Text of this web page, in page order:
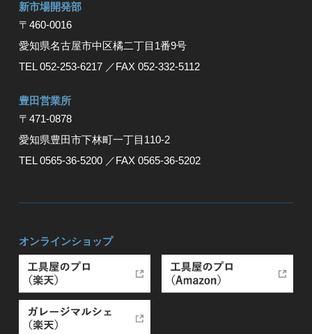
新市場開発部
〒460-0016
愛知県名古屋市中区橘二丁目1番9号
TEL 052-253-6217 ／FAX 052-332-5112
豊⽥営業所
〒471-0878
愛知県豊⽥市下林町⼀丁⽬110-2
TEL 0565-36-5200 ／FAX 0565-36-5202
オンラインショップ